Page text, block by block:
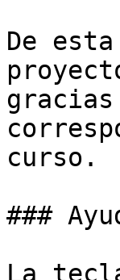
De
curso.
###
La